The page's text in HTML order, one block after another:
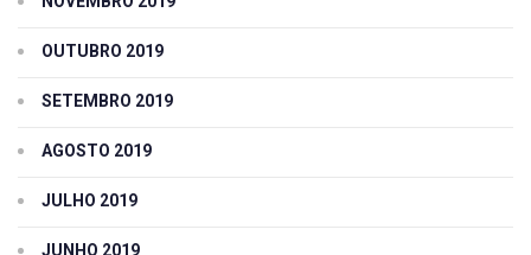
OUTUBRO 2019
SETEMBRO 2019
AGOSTO 2019
JULHO 2019
JUNHO 2019